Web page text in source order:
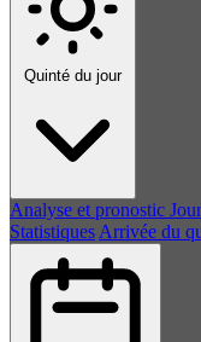
Quinté du jour
Analyse et pronostic Jour
Statistiques Arrivée du